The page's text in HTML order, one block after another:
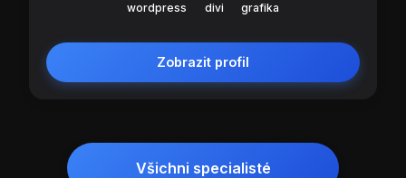
wordpress divi grafika
Zobrazit profil
Všichni specialisté